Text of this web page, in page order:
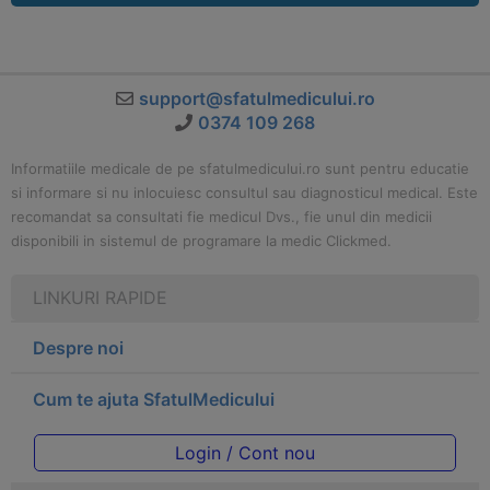
support@sfatulmedicului.ro
0374 109 268
Informatiile medicale de pe sfatulmedicului.ro sunt pentru educatie
si informare si nu inlocuiesc consultul sau diagnosticul medical. Este
recomandat sa consultati fie medicul Dvs., fie unul din medicii
disponibili in sistemul de programare la medic Clickmed.
LINKURI RAPIDE
Despre noi
Cum te ajuta SfatulMedicului
Login / Cont nou